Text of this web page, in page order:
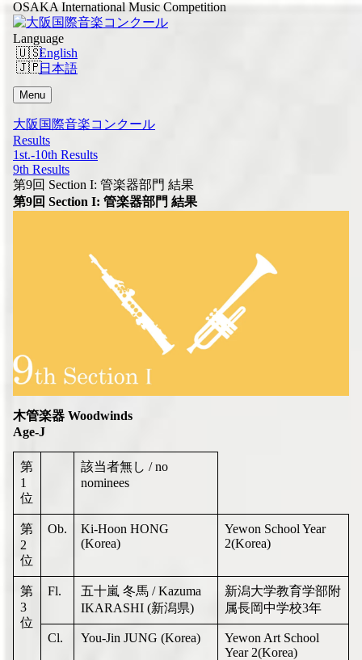
OSAKA International Music Competition
Language
English
日本語
Menu
大阪国際音楽コンクール
Results
1st.-10th Results
9th Results
第9回 Section I: 管楽器部門 結果
第9回 Section I: 管楽器部門 結果
木管楽器 Woodwinds
Age-J
第
1
位
該当者無し / no
nominees
第
2
位
Ob.
Ki-Hoon HONG
(Korea)
Yewon School Year
2(Korea)
第
3
位
Fl.
五十嵐 冬馬 / Kazuma
IKARASHI (新潟県)
新潟大学教育学部附
属長岡中学校3年
Cl. You-Jin JUNG (Korea)
Yewon Art School
Year 2(Korea)